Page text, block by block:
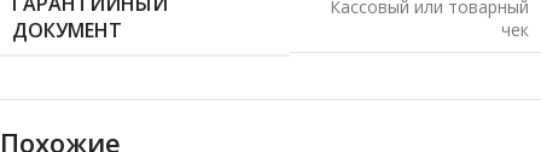
ДОКУМЕНТ
Кассовый или товарный
чек
Похожие